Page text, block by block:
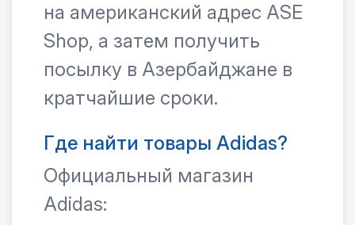
на американский адрес ASE
Shop, а затем получить
посылку в Азербайджане в
кратчайшие сроки.
Где найти товары Adidas?
Официальный магазин
Adidas: